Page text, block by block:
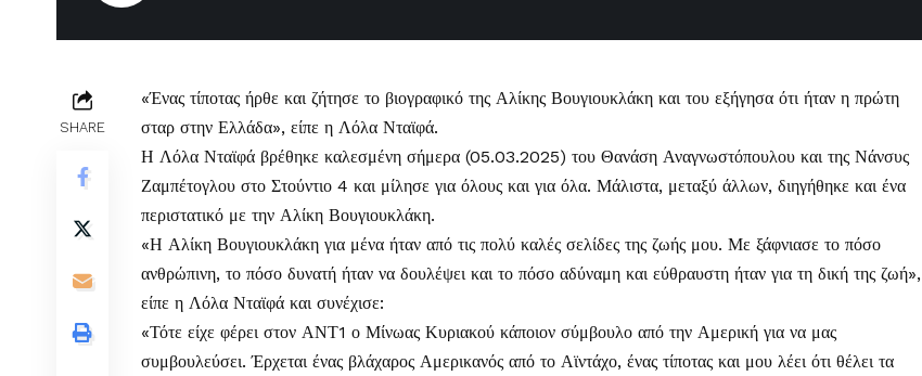
SHARE
«Ένας τίποτας ήρθε και ζήτησε το βιογραφικό της Αλίκης Βουγιουκλάκη και του εξήγησα ότι ήταν η πρώτη
σταρ στην Ελλάδα», είπε η Λόλα Νταϊφά.
Η Λόλα Νταϊφά βρέθηκε καλεσμένη σήμερα (05.03.2025) του Θανάση Αναγνωστόπουλου και της Νάνσυς
Ζαμπέτογλου στο Στούντιο 4 και μίλησε για όλους και για όλα. Μάλιστα, μεταξύ άλλων, διηγήθηκε και ένα
περιστατικό με την Αλίκη Βουγιουκλάκη.
«Η Αλίκη Βουγιουκλάκη για μένα ήταν από τις πολύ καλές σελίδες της ζωής μου. Με ξάφνιασε το πόσο
ανθρώπινη, το πόσο δυνατή ήταν να δουλέψει και το πόσο αδύναμη και εύθραυστη ήταν για τη δική της ζωή»,
είπε η Λόλα Νταϊφά και συνέχισε:
«Τότε είχε φέρει στον ΑΝΤ1 ο Μίνωας Κυριακού κάποιον σύμβουλο από την Αμερική για να μας
συμβουλεύσει. Έρχεται ένας βλάχαρος Αμερικανός από το Αϊντάχο, ένας τίποτας και μου λέει ότι θέλει τα